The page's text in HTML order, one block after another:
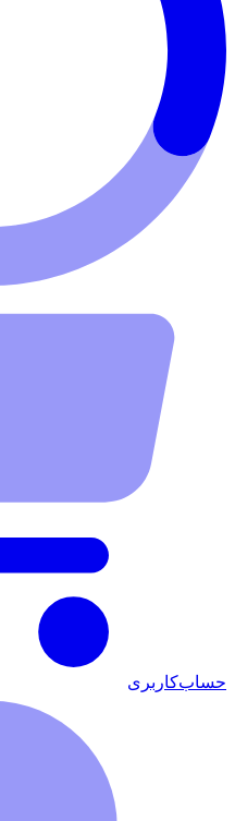
حساب‌کاربری